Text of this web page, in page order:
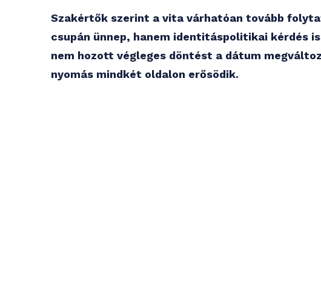
Szakértők szerint a vita várhatóan tovább
csupán ünnep, hanem identitáspolitikai kérdés
nem hozott végleges döntést a dátum
nyomás mindkét oldalon erősödik.